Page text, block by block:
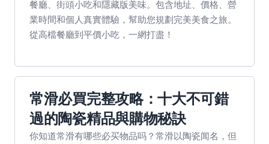
餐廳、街頭小吃和隱藏版美味。包含地址、價格、營
業時間和個人真實體驗，幫助您規劃完美美食之旅。
從高檔餐廳到平價小吃，一網打盡！
常滑必買完整攻略：十大不可錯
過的陶瓷精品與購物秘訣
你知道常滑有哪些必买物品吗？常滑以陶瓷闻名，但